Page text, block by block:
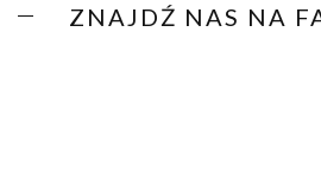
ZNAJDŹ NAS NA